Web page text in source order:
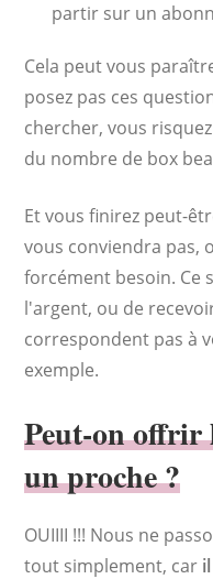
partir sur un
Cela peut vous
posez pas ces
chercher, vous
du nombre de box
Et vous finirez peut-
vous conviendra pas,
forcément besoin. Ce
l'argent, ou de
correspondent pas à
exemple.
Peut-on offrir
un proche ?
OUIIII !!! Nous ne
tout simplement, car